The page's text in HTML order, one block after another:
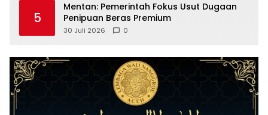
5
Mentan: Pemerintah Fokus Usut Dugaan
Penipuan Beras Premium
30 Juli 2026 0